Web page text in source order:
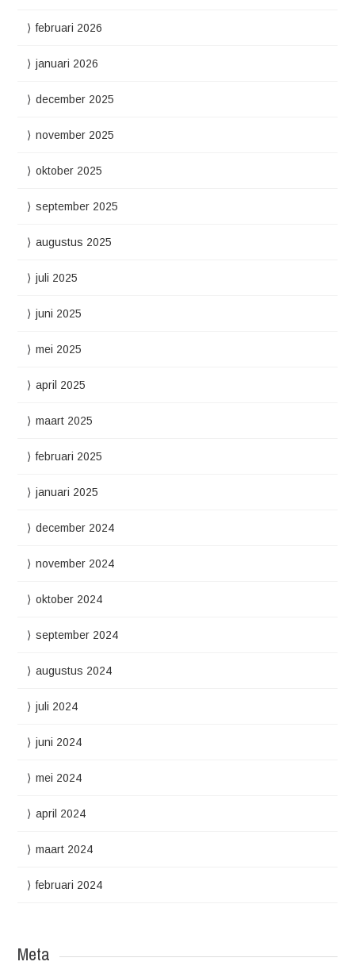
februari 2026
januari 2026
december 2025
november 2025
oktober 2025
september 2025
augustus 2025
juli 2025
juni 2025
mei 2025
april 2025
maart 2025
februari 2025
januari 2025
december 2024
november 2024
oktober 2024
september 2024
augustus 2024
juli 2024
juni 2024
mei 2024
april 2024
maart 2024
februari 2024
Meta